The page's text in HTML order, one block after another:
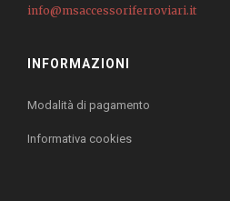
info@msaccessoriferroviari.it
INFORMAZIONI
Modalità di pagamento
Informativa cookies